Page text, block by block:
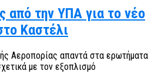
από την ΥΠΑ για το νέο
Καστέλι
Αεροπορίας απαντά στα ερωτήματα
με τον εξοπλισμό